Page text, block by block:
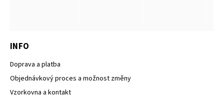
INFO
Doprava a platba
Objednávkový proces a možnost změny
Vzorkovna a kontakt